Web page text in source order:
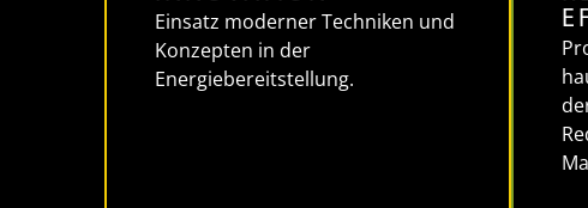
Einsatz moderner Techniken und
Konzepten in der
Energiebereitstellung.